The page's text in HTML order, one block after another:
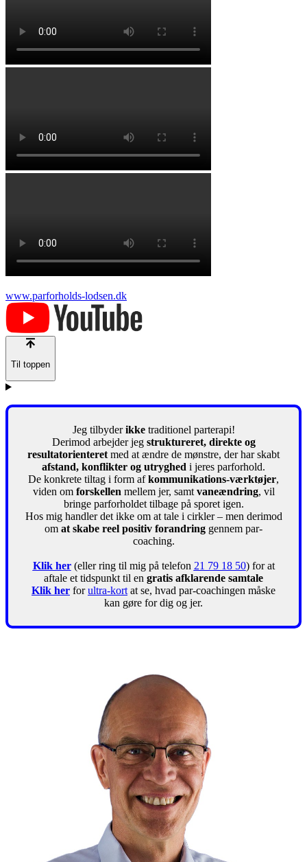
www.parforholds-lodsen.dk
Til toppen
Jeg tilbyderikke traditionel parterapi!
Derimod arbejder jeg struktureret, direkte og
resultatorienteret med at ændre de mønstre, der har skabt
afstand, konflikter og utryghed i jeres parforhold.
De konkrete tiltag i form afkommunikations-værktøjer,
viden om forskellen mellem jer, samt vaneændring, vil
bringe parforholdet tilbage på sporet igen.
Hos mig handler det ikke om at tale i cirkler – men derimod
om at skabe reel positiv forandring gennem par-
coaching.
Klik her(eller ring til mig på telefon 21 79 18 50) for at
aftale et tidspunkt til en gratis afklarende samtale
Klik her forultra-kort at se, hvad par-coachingen måske
kan gøre for dig og jer.